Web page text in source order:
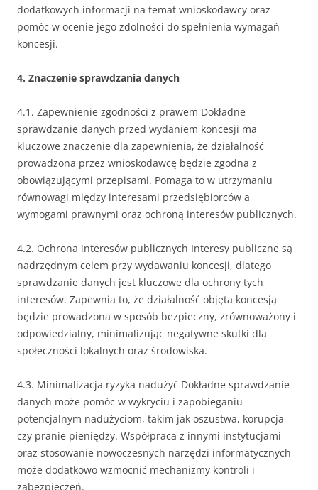
dodatkowych informacji na temat wnioskodawcy oraz
pomóc w ocenie jego zdolności do spełnienia wymagań
koncesji.
4. Znaczenie sprawdzania danych
4.1. Zapewnienie zgodności z prawem Dokładne
sprawdzanie danych przed wydaniem koncesji ma
kluczowe znaczenie dla zapewnienia, że działalność
prowadzona przez wnioskodawcę będzie zgodna z
obowiązującymi przepisami. Pomaga to w utrzymaniu
równowagi między interesami przedsiębiorców a
wymogami prawnymi oraz ochroną interesów publicznych.
4.2. Ochrona interesów publicznych Interesy publiczne są
nadrzędnym celem przy wydawaniu koncesji, dlatego
sprawdzanie danych jest kluczowe dla ochrony tych
interesów. Zapewnia to, że działalność objęta koncesją
będzie prowadzona w sposób bezpieczny, zrównoważony i
odpowiedzialny, minimalizując negatywne skutki dla
społeczności lokalnych oraz środowiska.
4.3. Minimalizacja ryzyka nadużyć Dokładne sprawdzanie
danych może pomóc w wykryciu i zapobieganiu
potencjalnym nadużyciom, takim jak oszustwa, korupcja
czy pranie pieniędzy. Współpraca z innymi instytucjami
oraz stosowanie nowoczesnych narzędzi informatycznych
może dodatkowo wzmocnić mechanizmy kontroli i
zabezpieczeń.